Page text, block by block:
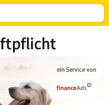
ein Service von